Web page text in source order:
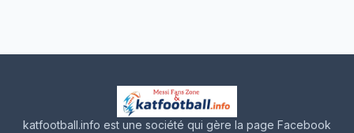
katfootball.info est une société qui gère la page Facebook